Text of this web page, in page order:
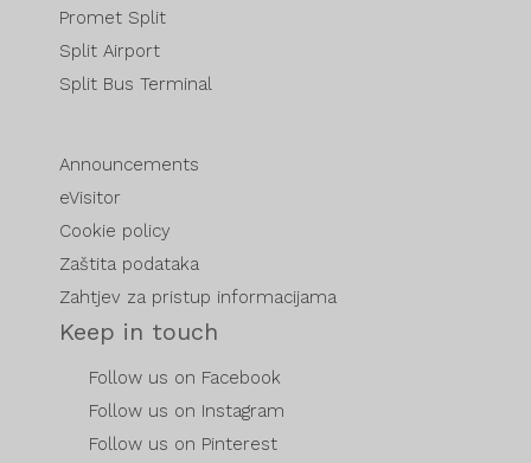
Promet Split
Split Airport
Split Bus Terminal
Announcements
eVisitor
Cookie policy
Zaštita podataka
Zahtjev za pristup informacijama
Keep in touch
Follow us on Facebook
Follow us on Instagram
Follow us on Pinterest